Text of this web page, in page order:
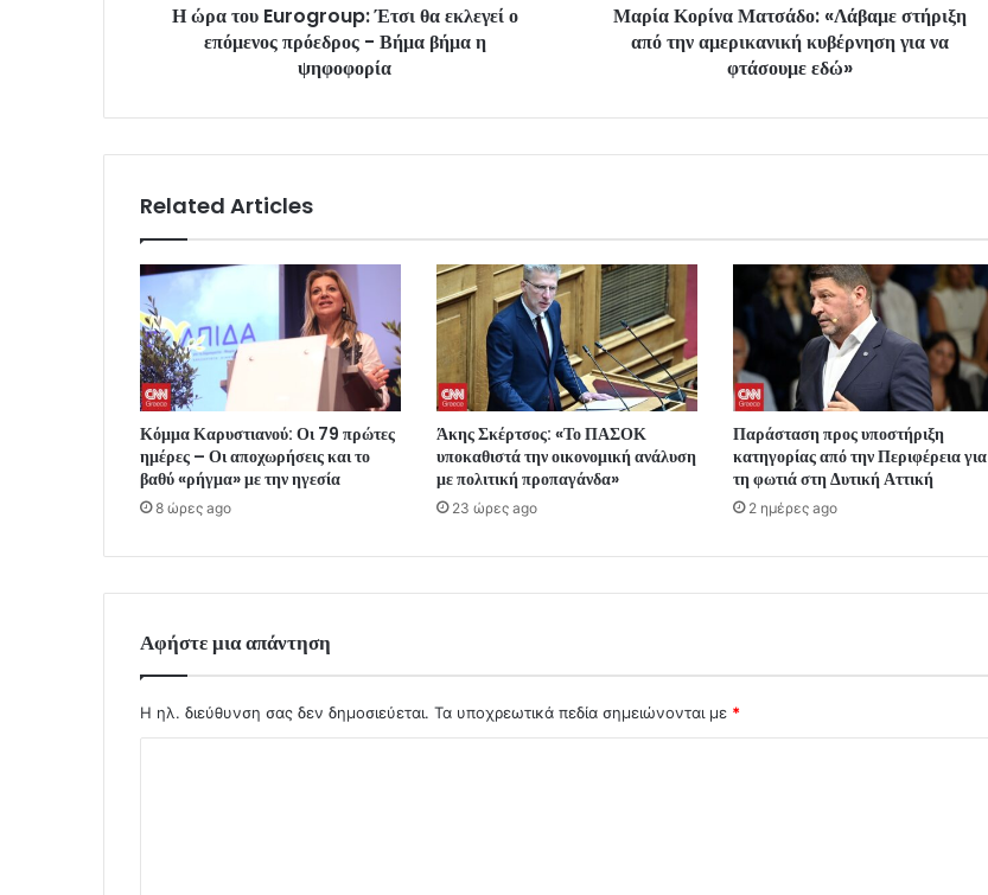
Η ώρα του Eurogroup: Έτσι θα εκλεγεί ο
επόμενος πρόεδρος - Βήμα βήμα η
ψηφοφορία
Μαρία Κορίνα Ματσάδο: «Λάβαμε στήριξη
από την αμερικανική κυβέρνηση για να
φτάσουμε εδώ»
Related Articles
Κόμμα Καρυστιανού: Οι 79 πρώτες
ημέρες – Οι αποχωρήσεις και το
βαθύ «ρήγμα» με την ηγεσία
8 ώρες ago
Άκης Σκέρτσος: «Το ΠΑΣΟΚ
υποκαθιστά την οικονομική ανάλυση
με πολιτική προπαγάνδα»
23 ώρες ago
Παράσταση προς υποστήριξη
κατηγορίας από την Περιφέρεια για
τη φωτιά στη Δυτική Αττική
2 ημέρες ago
Αφήστε μια απάντηση
Η ηλ. διεύθυνση σας δεν δημοσιεύεται. Τα υποχρεωτικά πεδία σημειώνονται με *